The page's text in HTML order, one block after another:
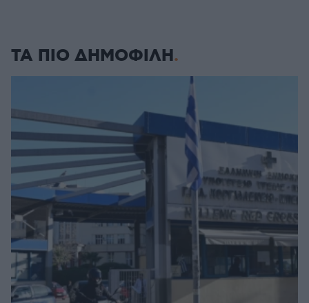
ΤΑ ΠΙΟ ΔΗΜΟΦΙΛΗ